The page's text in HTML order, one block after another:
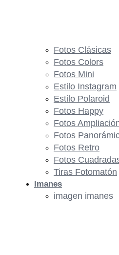
Fotos Clásicas
Fotos Colors
Fotos Mini
Estilo Instagram
Estilo Polaroid
Fotos Happy
Fotos
Fotos
Fotos Retro
Fotos
Tiras Fotomatón
Imanes
imagen imanes